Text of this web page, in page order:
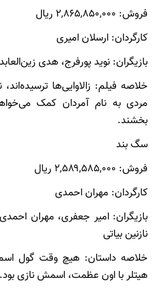
فروش: ۲,۸۶۵,۸۵۰,۰۰۰ ریال
کارگردان: ارسلان امیری
بازیگران: نوید پورفرج، هدی
خلاصه فیلم: زالاوایی‌ها ترسیده‌اند،
مردی به نام آمردان کمک
بخشند.
سگ بند
فروش: ۲,۵۸۹,۵۸۵,۰۰۰ ریال
کارگردان: مهران احمدی
بازیگران: امیر جعفری، مهران
نازنین بیاتی
خلاصه داستان: هیچ وقت گول
هیتلر با اون عظمت، اسمش نازی بود.